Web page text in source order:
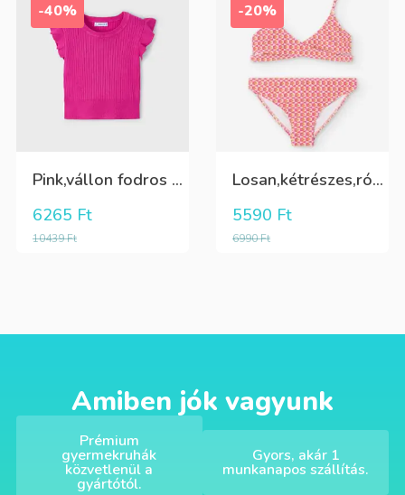
-40%
Pink,vállon fodros csini lány kötött póló
10439Ft
6265 Ft
-20%
Losan,kétrészes,rózsaszín,sárga,krém színű fürdőruha
6990Ft
5590 Ft
Amiben jók vagyunk
Prémium
gyermekruhák
közvetlenül a
gyártótól.
Gyors, akár 1
munkanapos szállítás.